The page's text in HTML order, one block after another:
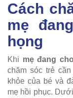
Cách
mẹ
họng
Khi mẹ đang
chăm sóc trẻ
khỏe của bé và
mẹ hồi phục.